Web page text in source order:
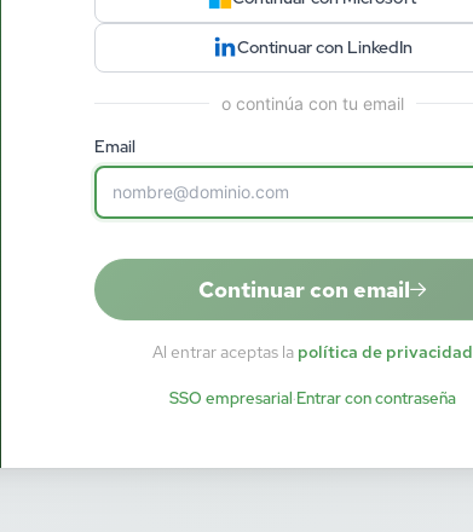
Continuar con LinkedIn
o continúa con tu email
Email
Continuar con email
Al entrar aceptas la política de privacidad
SSO empresarial·Entrar con contraseña